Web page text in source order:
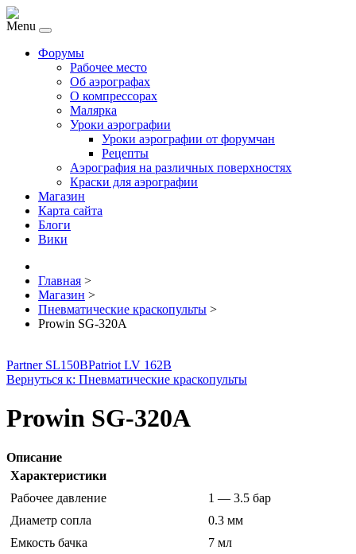
Menu
Форумы
Рабочее место
Об аэрографах
О компрессорах
Малярка
Уроки аэрографии
Уроки аэрографии от форумчан
Рецепты
Аэрография на различных поверхностях
Краски для аэрографии
Магазин
Карта сайта
Блоги
Вики
Главная >
Магазин >
Пневматические краскопульты >
Prowin SG-320A
Partner SL150BPatriot LV 162B
Вернуться к: Пневматические краскопульты
Prowin SG-320A
Описание
Характеристики
Рабочее давление
1 — 3.5 бар
Диаметр сопла
0.3 мм
Емкость бачка
7 мл